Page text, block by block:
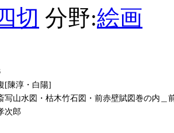
切 分野:絵画
[陳淳・白陽]
写山水図・枯木竹石図・前赤壁賦図巻の内＿
次郎